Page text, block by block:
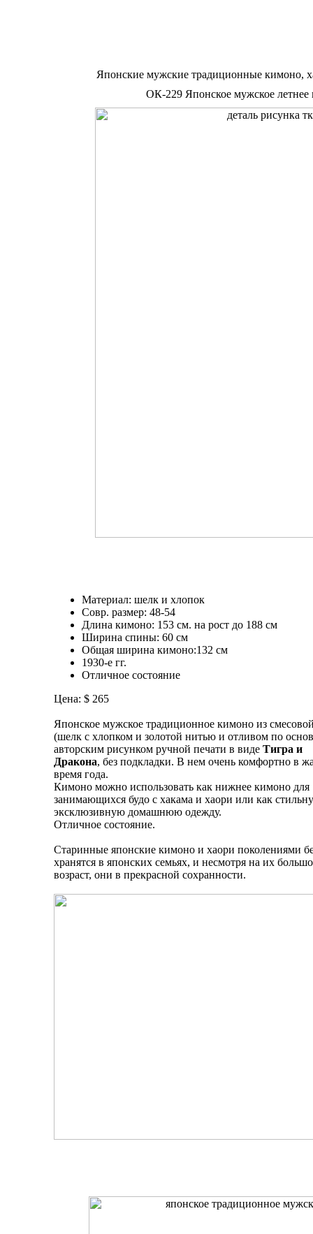
Японские мужские традиционные кимоно,
ОК-229 Японское мужское летнее
Материал: шелк и хлопок
Совр. размер: 48-54
Длина кимоно: 153 см. на рост до 188 см
Ширина спины: 60 см
Общая ширина кимоно:132 см
1930-е гг.
Отличное состояние
Цена: $ 265
Японское мужское традиционное кимоно из
(шелк с хлопком и золотой нитью и отливом по
авторским рисунком ручной печати в виде Тигра и
Дракона, без подкладки. В нем очень комфортно в
время года.
Кимоно можно использовать как нижнее кимоно для
занимающихся будо с хакама и хаори или как
эксклюзивную домашнюю одежду.
Отличное состояние.
Старинные японские кимоно и хаори поколениями
хранятся в японских семьях, и несмотря на их
возраст, они в прекрасной сохранности.